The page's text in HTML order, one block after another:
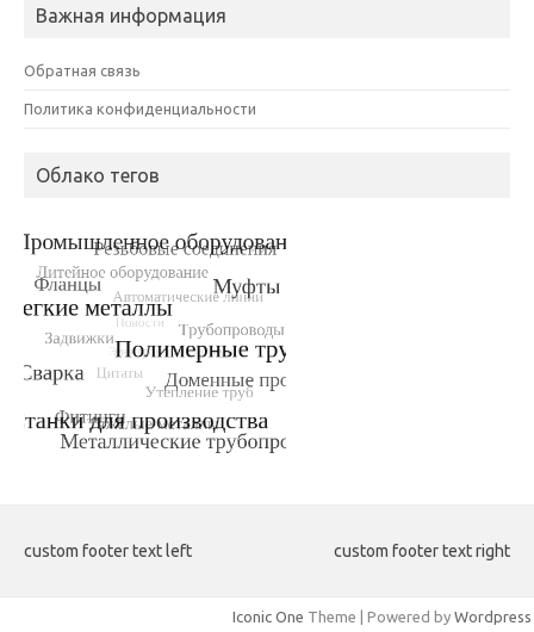
Важная информация
Обратная связь
Политика конфиденциальности
Облако тегов
custom footer text left custom footer text right
Iconic One Theme | Powered by Wordpress